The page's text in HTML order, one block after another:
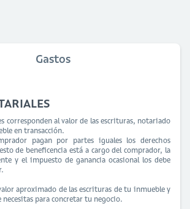
Gastos
corresponden al valor de las escrituras, notariado
en transacción.
pagan por partes iguales los derechos
de beneficencia está a cargo del comprador, la
y el impuesto de ganancia ocasional los debe
aproximado de las escrituras de tu inmueble y
necesitas para concretar tu negocio.